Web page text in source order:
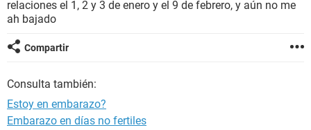
GLOSARIO
relaciones el 1, 2 y 3 de enero y el 9 de febrero, y aún no me
ah bajado
Compartir
Consulta también:
Estoy en embarazo?
Embarazo en días no fertiles